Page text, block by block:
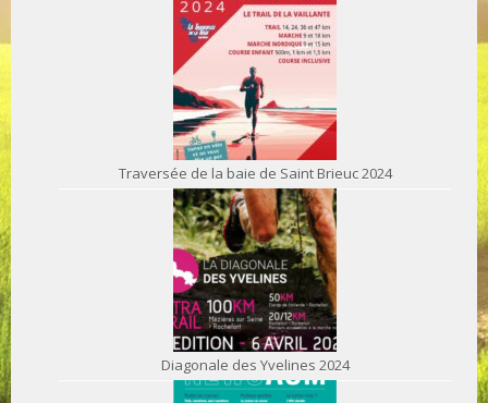
Traversée de la baie de Saint Brieuc 2024
Diagonale des Yvelines 2024